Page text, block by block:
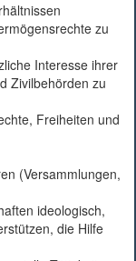
zu
Interesse ihrer
Zivilbehörden zu
Freiheiten und
(Versammlungen,
ideologisch,
die Hilfe